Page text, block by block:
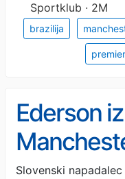
Sportklub · 2M
brazilija
Ederson
Slovenski